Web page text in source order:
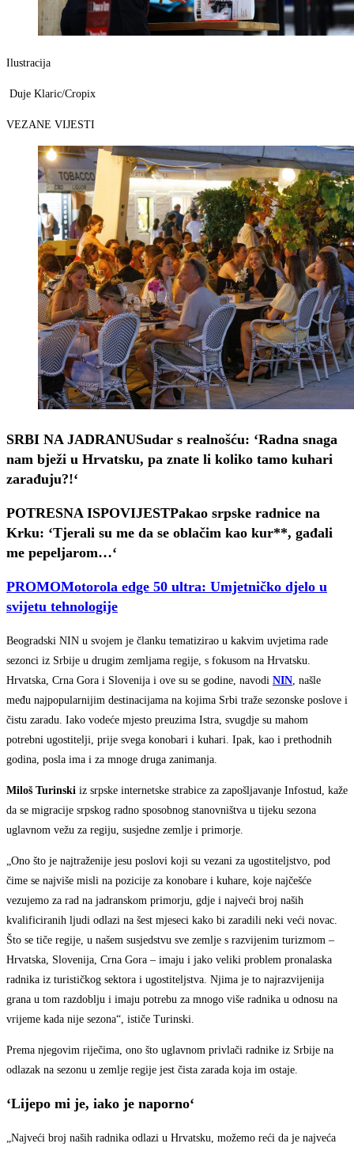
Ilustracija
Duje Klaric/Cropix
VEZANE VIJESTI
SRBI NA JADRANUSudar s realnošću: ‘Radna snaga
nam bježi u Hrvatsku, pa znate li koliko tamo kuhari
zarađuju?!‘
POTRESNA ISPOVIJESTPakao srpske radnice na
Krku: ‘Tjerali su me da se oblačim kao kur**, gađali
me pepeljarom…‘
PROMOMotorola edge 50 ultra: Umjetničko djelo u
svijetu tehnologije
Beogradski NIN u svojem je članku tematizirao u kakvim uvjetima rade
sezonci iz Srbije u drugim zemljama regije, s fokusom na Hrvatsku.
Hrvatska, Crna Gora i Slovenija i ove su se godine, navodi NIN, našle
među najpopularnijim destinacijama na kojima Srbi traže sezonske poslove i
čistu zaradu. Iako vodeće mjesto preuzima Istra, svugdje su mahom
potrebni ugostitelji, prije svega konobari i kuhari. Ipak, kao i prethodnih
godina, posla ima i za mnoge druga zanimanja.
Miloš Turinski iz srpske internetske strabice za zapošljavanje Infostud, kaže
da se migracije srpskog radno sposobnog stanovništva u tijeku sezona
uglavnom vežu za regiju, susjedne zemlje i primorje.
„Ono što je najtraženije jesu poslovi koji su vezani za ugostiteljstvo, pod
čime se najviše misli na pozicije za konobare i kuhare, koje najčešće
vezujemo za rad na jadranskom primorju, gdje i najveći broj naših
kvalificiranih ljudi odlazi na šest mjeseci kako bi zaradili neki veći novac.
Što se tiče regije, u našem susjedstvu sve zemlje s razvijenim turizmom –
Hrvatska, Slovenija, Crna Gora – imaju i jako veliki problem pronalaska
radnika iz turističkog sektora i ugostiteljstva. Njima je to najrazvijenija
grana u tom razdoblju i imaju potrebu za mnogo više radnika u odnosu na
vrijeme kada nije sezona“, ističe Turinski.
Prema njegovim riječima, ono što uglavnom privlači radnike iz Srbije na
odlazak na sezonu u zemlje regije jest čista zarada koja im ostaje.
‘Lijepo mi je, iako je naporno‘
„Najveći broj naših radnika odlazi u Hrvatsku, možemo reći da je najveća